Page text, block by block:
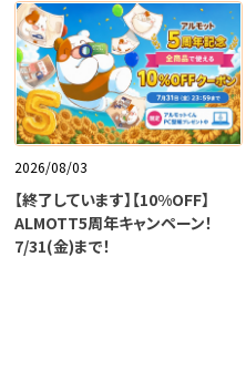
2026/08/03
【終了しています】【10%OFF】
ALMOTT5周年キャンペーン！
7/31(金)まで！